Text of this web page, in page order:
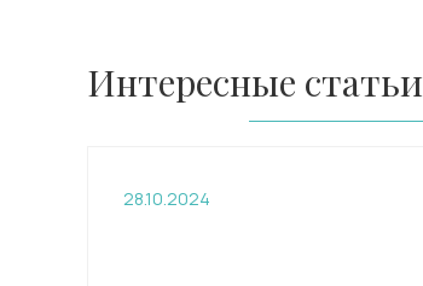
Интересные статьи
28.10.2024